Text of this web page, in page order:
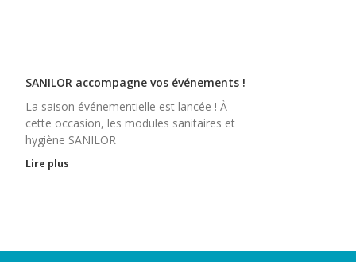
SANILOR accompagne vos événements !
La saison événementielle est lancée ! À
cette occasion, les modules sanitaires et
hygiène SANILOR
Lire plus